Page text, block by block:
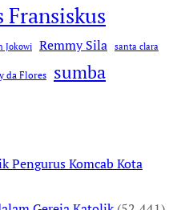
Fransiskus
Jokowi Remmy Sila santa clara
da Flores sumba
Pengurus Komcab Kota